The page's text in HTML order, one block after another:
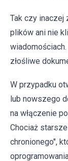
Tak czy inaczej
plików ani nie
złośliwe
W przypadku
lub nowszego
na włączenie
Chociaż
chronionego",